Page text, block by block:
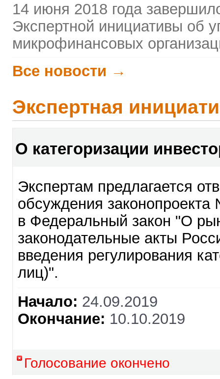
14 июня 2018 года
Экспертной инициативы об
микрофинансовых
Все новости →
Экспертная
О категоризации
Экспертам предлагается
обсуждения
в Федеральный закон "О
законодательные акты
введения регулирования
лиц)".
Начало: 24.09.2019
Окончание: 10.10.2019
Голосование окончено